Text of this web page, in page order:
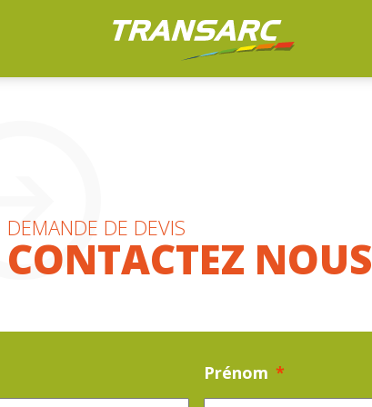
DEMANDE DE DEVIS
CONTACTEZ NOUS
Prénom *